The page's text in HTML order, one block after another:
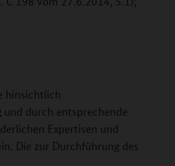
hinsichtlich
durch entsprechende
Expertisen und
Die zur Durchführung des